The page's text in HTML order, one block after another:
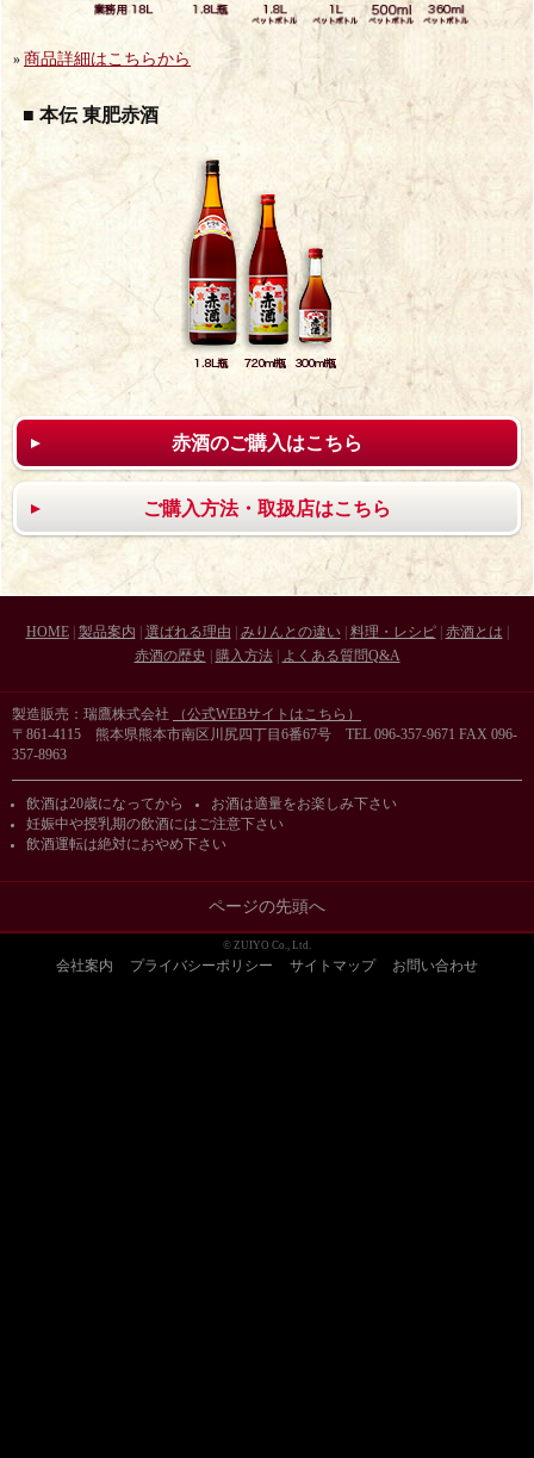
» 商品詳細はこちらから
■ 本伝 東肥赤酒
赤酒のご購入はこちら
ご購入方法・取扱店はこちら
HOME| 製品案内 選ばれる理由 みりんとの違い| 料理・レシピ| 赤酒とは
赤酒の歴史
購入方法| よくある質問Q&A
製造販売：瑞鷹株式会社
（公式WEBサイトはこちら）
〒861-4115 熊本県熊本市南区川尻四丁目6番67号 TEL 096-357-9671 FAX 096-
357-8963
飲酒は20歳になってから
お酒は適量をお楽しみ下さい
妊娠中や授乳期の飲酒にはご注意下さい
飲酒運転は絶対におやめ下さい
ページの先頭へ
© ZUIYO Co., Ltd.
会社案内 プライバシーポリシー サイトマップ お問い合わせ